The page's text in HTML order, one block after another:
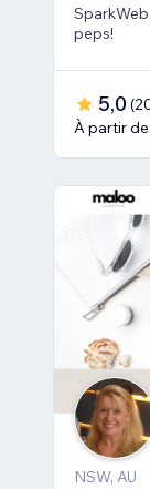
peps!
5,0 (
À partir
NSW, AU